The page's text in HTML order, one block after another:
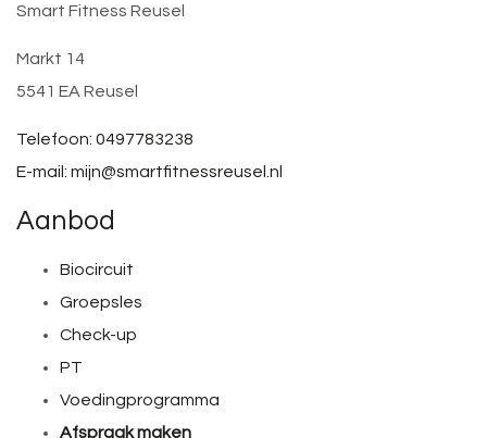
Smart Fitness Reusel
Markt 14
5541 EA Reusel
Telefoon: 0497783238
E-mail: mijn@smartfitnessreusel.nl
Aanbod
Biocircuit
Groepsles
Check-up
PT
Voedingprogramma
Afspraak maken